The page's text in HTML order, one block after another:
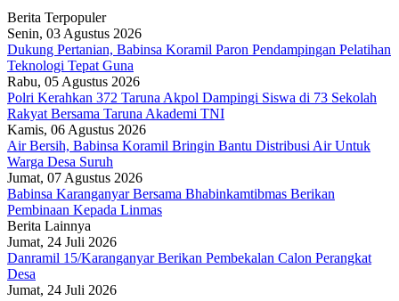
Berita Terpopuler
Senin, 03 Agustus 2026
Dukung Pertanian, Babinsa Koramil Paron Pendampingan Pelatihan
Teknologi Tepat Guna
Rabu, 05 Agustus 2026
Polri Kerahkan 372 Taruna Akpol Dampingi Siswa di 73 Sekolah
Rakyat Bersama Taruna Akademi TNI
Kamis, 06 Agustus 2026
Air Bersih, Babinsa Koramil Bringin Bantu Distribusi Air Untuk
Warga Desa Suruh
Jumat, 07 Agustus 2026
Babinsa Karanganyar Bersama Bhabinkamtibmas Berikan
Pembinaan Kepada Linmas
Berita Lainnya
Jumat, 24 Juli 2026
Danramil 15/Karanganyar Berikan Pembekalan Calon Perangkat
Desa
Jumat, 24 Juli 2026